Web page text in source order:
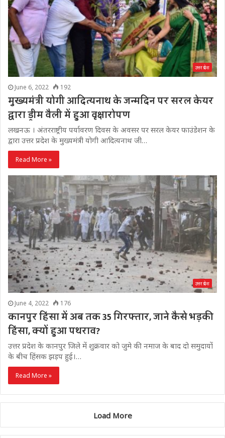
उत्तर प्रदेश
June 6, 2022 192
मुख्यमंत्री योगी आदित्यनाथ के जन्मदिन पर सरल केयर
द्वारा ड्रीम वैली में हुआ वृक्षारोपण
लखनऊ । अंतरराष्ट्रीय पर्यावरण दिवस के अवसर पर सरल केयर फाउंडेशन के
द्वारा उत्तर प्रदेश के मुख्यमंत्री योगी आदित्यनाथ जी…
Read More »
उत्तर प्रदेश
June 4, 2022 176
कानपुर हिंसा में अब तक 35 गिरफ्तार, जाने कैसे भड़की
हिंसा, क्यों हुआ पथराव?
उत्तर प्रदेश के कानपुर जिले में शुक्रवार को जुमे की नमाज के बाद दो समुदायों
के बीच हिंसक झड़प हुई।…
Read More »
Load More